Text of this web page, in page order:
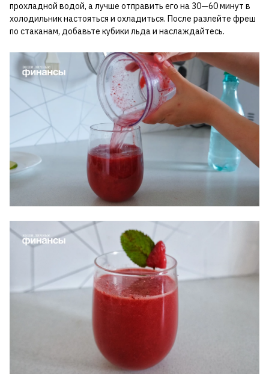
прохладной водой, а лучше отправить его на 30—60 минут в
холодильник настояться и охладиться. После разлейте фреш
по стаканам, добавьте кубики льда и наслаждайтесь.